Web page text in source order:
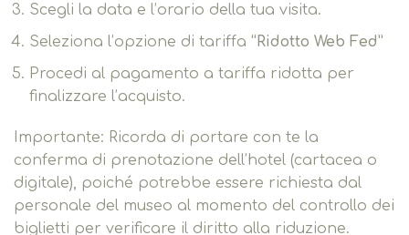
Scegli la data e l’orario della tua visita.
Seleziona l’opzione di tariffa “Ridotto Web Fed”
Procedi al pagamento a tariffa ridotta per
finalizzare l’acquisto.
Importante: Ricorda di portare con te la
conferma di prenotazione dell’hotel (cartacea o
digitale), poiché potrebbe essere richiesta dal
personale del museo al momento del controllo dei
biglietti per verificare il diritto alla riduzione.